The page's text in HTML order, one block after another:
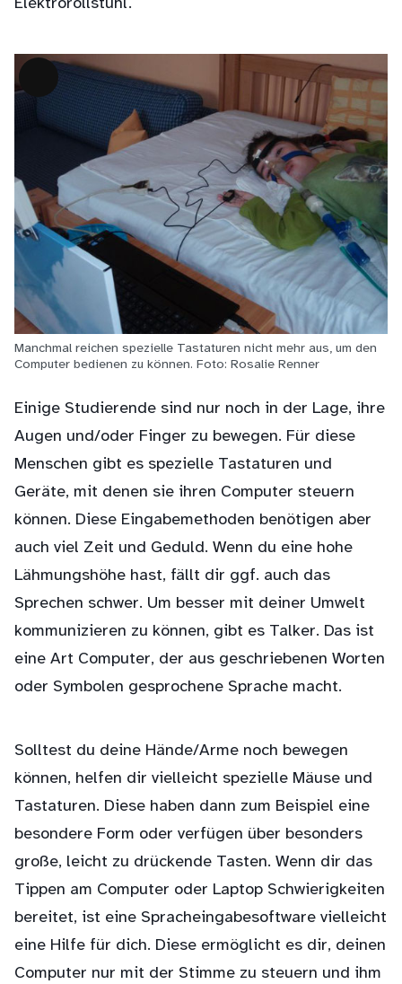
Elektrorollstuhl.
Lange
Beschreibung
Manchmal reichen spezielle Tastaturen nicht mehr aus, um den
Computer bedienen zu können. Foto: Rosalie Renner
Einige Studierende sind nur noch in der Lage, ihre
Augen und/oder Finger zu bewegen. Für diese
Menschen gibt es spezielle Tastaturen und
Geräte, mit denen sie ihren Computer steuern
können. Diese Eingabemethoden benötigen aber
auch viel Zeit und Geduld. Wenn du eine hohe
Lähmungshöhe hast, fällt dir ggf. auch das
Sprechen schwer. Um besser mit deiner Umwelt
kommunizieren zu können, gibt es Talker. Das ist
eine Art Computer, der aus geschriebenen Worten
oder Symbolen gesprochene Sprache macht.
Solltest du deine Hände/Arme noch bewegen
können, helfen dir vielleicht spezielle Mäuse und
Tastaturen. Diese haben dann zum Beispiel eine
besondere Form oder verfügen über besonders
große, leicht zu drückende Tasten. Wenn dir das
Tippen am Computer oder Laptop Schwierigkeiten
bereitet, ist eine Spracheingabesoftware vielleicht
eine Hilfe für dich. Diese ermöglicht es dir, deinen
Computer nur mit der Stimme zu steuern und ihm